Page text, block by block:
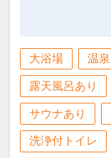
大浴場 温泉
露天風呂あり
サウナあり
洗浄付トイレ